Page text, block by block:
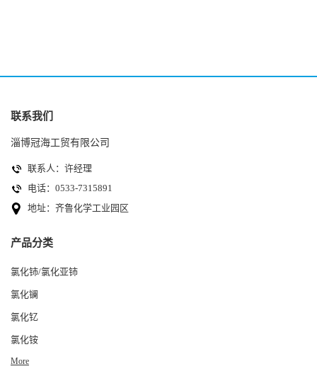
联系我们
淄博冠海工贸有限公司
联系人：许经理
电话：0533-7315891
地址：齐鲁化学工业园区
产品分类
氯化铈/氯化亚铈
氯化镧
氯化钇
氯化铵
More